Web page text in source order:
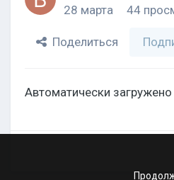
28 марта 44
Поделиться
Автоматически